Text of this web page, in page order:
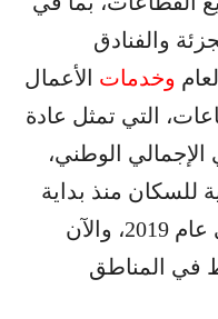
والفنادق
وخدمات الأعمال
التي تمثل عادة
الإجمالي الوطني،
للسكان منذ بداية
الأزمة الاقتصادية والمالية في عام 2019، والآن
في المناطق